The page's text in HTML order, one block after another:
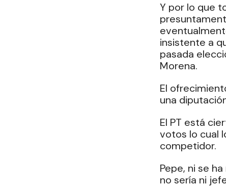
Y por lo que
insistente a
pasada
Morena.
El
una
El PT está
votos lo cual
competidor.
Pepe, ni se
no sería ni